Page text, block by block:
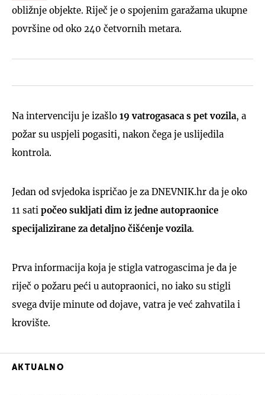
obližnje objekte. Riječ je o spojenim garažama ukupne
površine od oko 240 četvornih metara.
Na intervenciju je izašlo 19 vatrogasaca s pet vozila, a
požar su uspjeli pogasiti, nakon čega je uslijedila
kontrola.
Jedan od svjedoka ispričao je za DNEVNIK.hr da je oko
11 sati počeo sukljati dim iz jedne autopraonice
specijalizirane za detaljno čišćenje vozila.
Prva informacija koja je stigla vatrogascima je da je
riječ o požaru peći u autopraonici, no iako su stigli
svega dvije minute od dojave, vatra je već zahvatila i
krovište.
AKTUALNO